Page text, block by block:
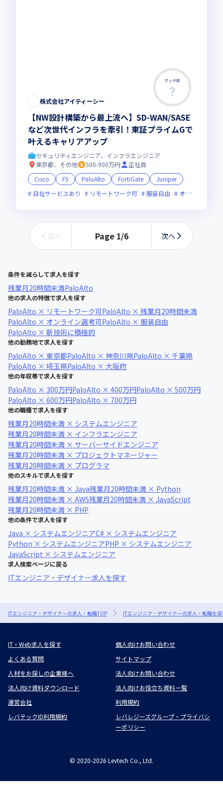
マッチ率
株式会社アイティーシー
【NW設計構築から最上流へ】SD-WAN/SASE
など次世代インフラを牽引！東証プライムGで
叶えるキャリアアップ
セキュリティエンジニア、インフラエンジニア
東京都、その他
500-900万円
正社員
Cisco
F5 PaloAlto FortiGate
Juniper
自社サービスあり
リモートワーク可 服装自由 オンライン選考可
前へ Page 1/6 次へ
条件を減らして求人を探す
残業月20時間未満PaloAlto
他の求人の特徴で求人を探す
PaloAlto × リモートワーク可PaloAlto × 残業月20時間未満
PaloAlto × オンライン選考可PaloAlto × 服装自由
PaloAlto × 新技術に積極的
他の勤務地で求人を探す
PaloAlto × 東京都PaloAlto × 神奈川県PaloAlto × 千葉県
PaloAlto × 埼玉県PaloAlto × 大阪府
他の年収帯で求人を探す
PaloAlto × 300万円PaloAlto × 400万円PaloAlto × 500万円
PaloAlto × 600万円PaloAlto × 700万円
他の職種で求人を探す
残業月20時間未満 × システムエンジニア
残業月20時間未満 × インフラエンジニア
残業月20時間未満 × サーバーサイドエンジニア
残業月20時間未満 × プロジェクトマネージャー
残業月20時間未満 × プログラマ
他のスキルで求人を探す
残業月20時間未満 × Java残業月20時間未満 × Python
残業月20時間未満 × AWS残業月20時間未満 × JavaScript
残業月20時間未満 × PHP
他の条件で求人を探す
Java × システムエンジニアC# × システムエンジニア
Python × システムエンジニアPHP × システムエンジニア
JavaScript × システムエンジニア
求人検索ページに戻る
ITエンジニア・デザイナー求人を探す
ITエンジニア・デザイナーの求人・転職TOP ITエンジニア・デザイナーの求人・転職を
IT・Web求人を探す
個人向けお問い合わせ
よくある質問
サイトマップ
人材をお探しの企業様へ
法人向けお問い合わせ
法人向け資料ダウンロード
法人向けお役立ち資料一覧
運営会社
利用規約
レバテックID利用規約
レバレジーズグループ・プライバシ
ーポリシー
© 2020-2026 Levtech Co., Ltd.